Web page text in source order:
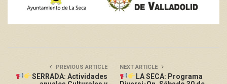
PREVIOUS ARTICLE
SERRADA: Actividades
NEXT ARTICLE
LA SECA: Programa